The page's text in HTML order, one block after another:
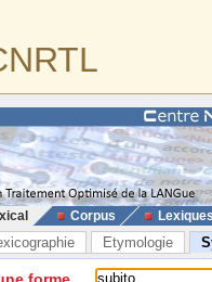
Corpus
Etymologie